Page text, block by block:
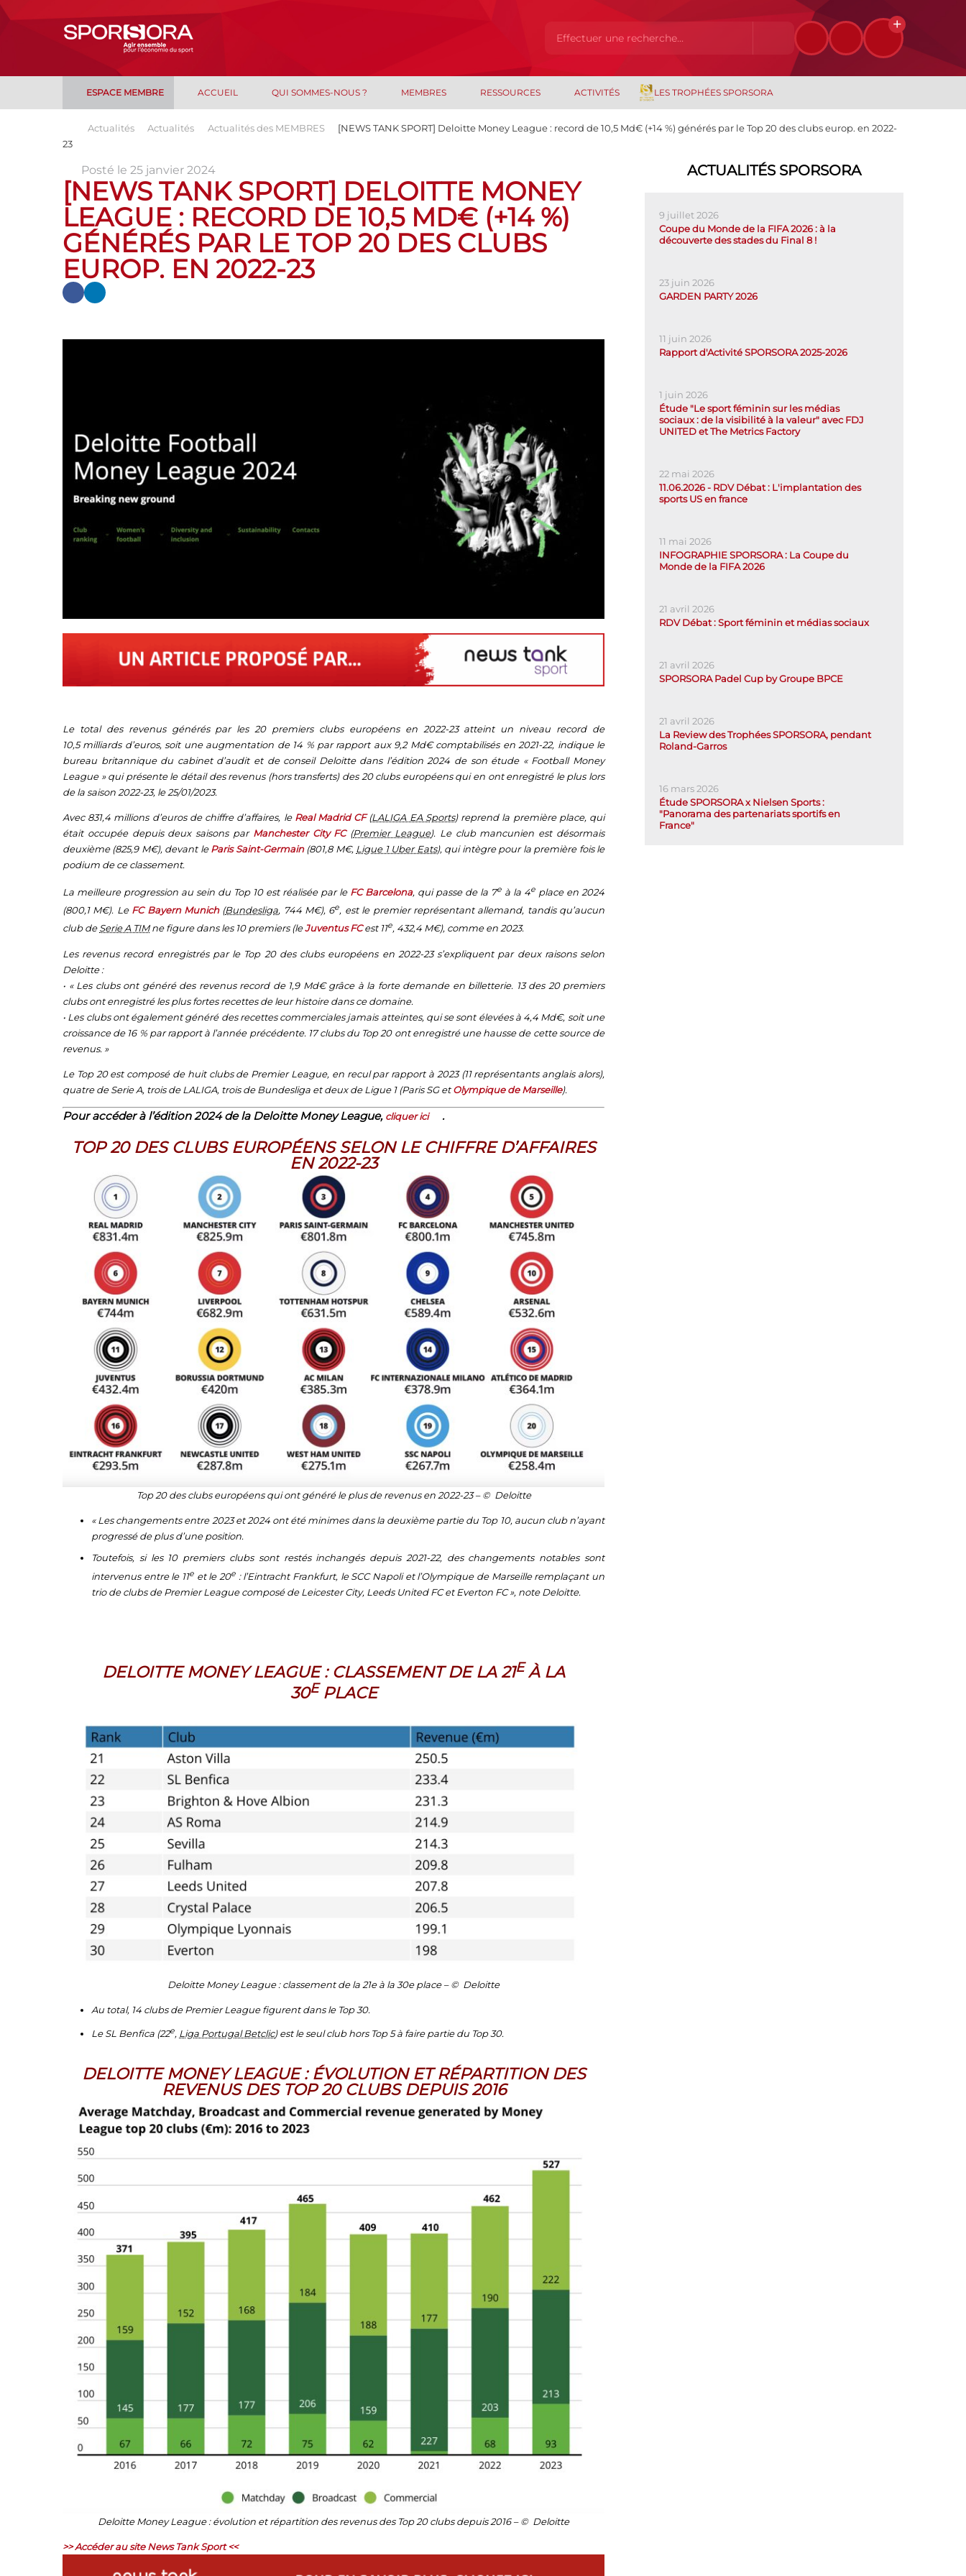
ESPACE MEMBRE ACCUEIL QUI SOMMES-NOUS ? MEMBRES RESSOURCES ACTIVITÉS LES TROPHÉES SPORSORA
Actualités Actualités Actualités des MEMBRES
[NEWS TANK SPORT] Deloitte Money League : record de 10,5 Md€ (+14 %) générés par le Top 20 des clubs europ. en 2022-
23
Posté le 25 janvier 2024
[NEWS TANK SPORT] DELOITTE MONEY
LEAGUE : RECORD DE 10,5 MD€ (+14 %)
GÉNÉRÉS PAR LE TOP 20 DES CLUBS
EUROP. EN 2022-23
Le total des revenus générés par les 20 premiers clubs européens en 2022-23 atteint un niveau record de
10,5 milliards d’euros, soit une augmentation de 14 % par rapport aux 9,2 Md€ comptabilisés en 2021-22, indique le
bureau britannique du cabinet d’audit et de conseil Deloitte dans l’édition 2024 de son étude « Football Money
League » qui présente le détail des revenus (hors transferts) des 20 clubs européens qui en ont enregistré le plus lors
de la saison 2022-23, le 25/01/2023.
Avec 831,4 millions d’euros de chiffre d’affaires, le Real Madrid CF(LALIGA EA Sports) reprend la première place, qui
était occupée depuis deux saisons par Manchester City FC(Premier League). Le club mancunien est désormais
deuxième (825,9 M€), devant leParis Saint-Germain(801,8 M€, Ligue 1 Uber Eats), qui intègre pour la première fois le
podium de ce classement.
La meilleure progression au sein du Top 10 est réalisée par le FC Barcelona, qui passe de la 7e à la 4e place en 2024
(800,1 M€). Le FC Bayern Munich(Bundesliga, 744 M€), 6e, est le premier représentant allemand, tandis qu’aucun
club deSerie A TIMne figure dans les 10 premiers (leJuventus FCest 11e, 432,4 M€), comme en 2023.
Les revenus record enregistrés par le Top 20 des clubs européens en 2022-23 s’expliquent par deux raisons selon
Deloitte :
• « Les clubs ont généré des revenus record de 1,9 Md€ grâce à la forte demande en billetterie. 13 des 20 premiers
clubs ont enregistré les plus fortes recettes de leur histoire dans ce domaine.
• Les clubs ont également généré des recettes commerciales jamais atteintes, qui se sont élevées à 4,4 Md€, soit une
croissance de 16 % par rapport à l’année précédente. 17 clubs du Top 20 ont enregistré une hausse de cette source de
revenus. »
Le Top 20 est composé de huit clubs de Premier League, en recul par rapport à 2023 (11 représentants anglais alors),
quatre de Serie A, trois de LALIGA, trois de Bundesliga et deux de Ligue 1 (Paris SG etOlympique de Marseille).
Pour accéder à l’édition 2024 de la Deloitte Money League, cliquer ici .
TOP 20 DES CLUBS EUROPÉENS SELON LE CHIFFRE D’AFFAIRES
EN 2022-23
Top 20 des clubs européens qui ont généré le plus de revenus en 2022-23 – © Deloitte
«Les changements entre 2023 et 2024 ont été minimes dans la deuxième partie du Top 10, aucun club n’ayant
progressé de plus d’une position.
Toutefois, si les 10 premiers clubs sont restés inchangés depuis 2021-22, des changements notables sont
intervenus entre le 11e et le 20e : l’Eintracht Frankfurt, le SCC Napoli et l’Olympique de Marseille remplaçant un
trio de clubs de Premier League composé de Leicester City, Leeds United FC et Everton FC», note Deloitte.
DELOITTE MONEY LEAGUE : CLASSEMENT DE LA 21EÀ LA
30EPLACE
Deloitte Money League : classement de la 21e à la 30e place – © Deloitte
Au total, 14 clubs de Premier League figurent dans le Top 30.
Le SL Benfica (22e, Liga Portugal Betclic) est le seul club hors Top 5 à faire partie du Top 30.
DELOITTE MONEY LEAGUE : ÉVOLUTION ET RÉPARTITION DES
REVENUS DES TOP 20 CLUBS DEPUIS 2016
Deloitte Money League : évolution et répartition des revenus des Top 20 clubs depuis 2016 – © Deloitte
>> Accéder au site News Tank Sport <<
ACTUALITÉS SPORSORA
9 juillet 2026
Coupe du Monde de la FIFA 2026 : à la
découverte des stades du Final 8 !
23 juin 2026
GARDEN PARTY 2026
11 juin 2026
Rapport d'Activité SPORSORA 2025-2026
1 juin 2026
Étude "Le sport féminin sur les médias
sociaux : de la visibilité à la valeur" avec FDJ
UNITED et The Metrics Factory
22 mai 2026
11.06.2026 - RDV Débat : L'implantation des
sports US en france
11 mai 2026
INFOGRAPHIE SPORSORA : La Coupe du
Monde de la FIFA 2026
21 avril 2026
RDV Débat : Sport féminin et médias sociaux
21 avril 2026
SPORSORA Padel Cup by Groupe BPCE
21 avril 2026
La Review des Trophées SPORSORA, pendant
Roland-Garros
16 mars 2026
Étude SPORSORA x Nielsen Sports :
"Panorama des partenariats sportifs en
France"